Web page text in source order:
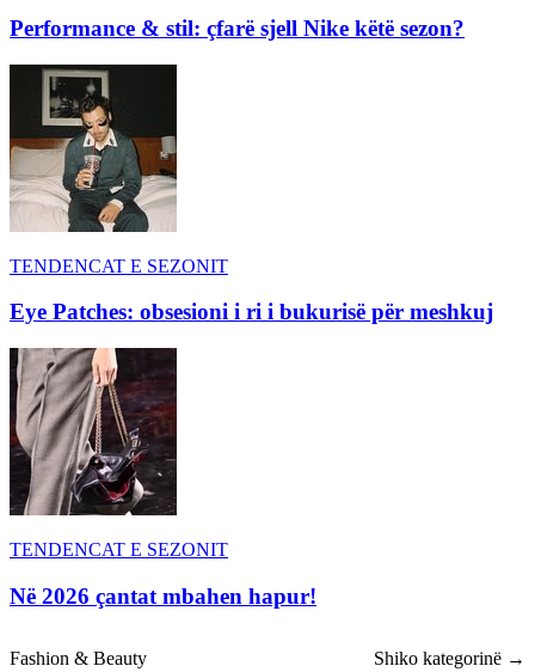
Performance & stil: çfarë sjell Nike këtë sezon?
TENDENCAT E SEZONIT
Eye Patches: obsesioni i ri i bukurisë për meshkuj
TENDENCAT E SEZONIT
Në 2026 çantat mbahen hapur!
Fashion & Beauty Shiko kategorinë →